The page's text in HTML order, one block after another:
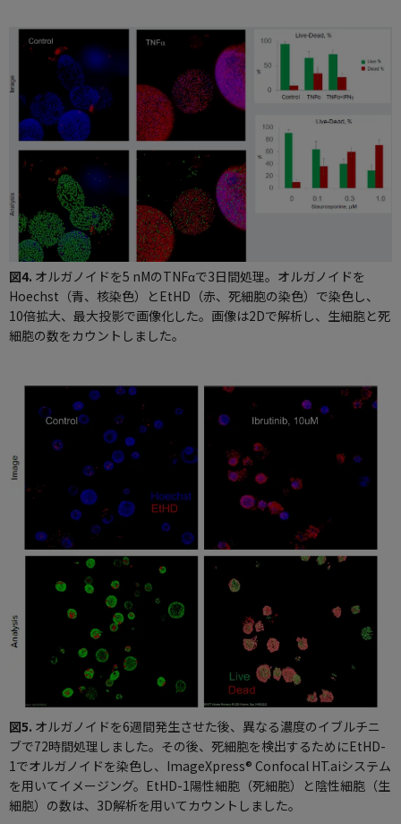
図4. オルガノイドを5 nMのTNFαで3日間処理。オルガノイドを
Hoechst（青、核染色）とEtHD（赤、死細胞の染色）で染色し、
10倍拡大、最大投影で画像化した。画像は2Dで解析し、生細胞と死
細胞の数をカウントしました。
図5. オルガノイドを6週間発生させた後、異なる濃度のイブルチニ
ブで72時間処理しました。その後、死細胞を検出するためにEtHD-
1でオルガノイドを染色し、ImageXpress® Confocal HT.aiシステム
を用いてイメージング。EtHD-1陽性細胞（死細胞）と陰性細胞（生
細胞）の数は、3D解析を用いてカウントしました。